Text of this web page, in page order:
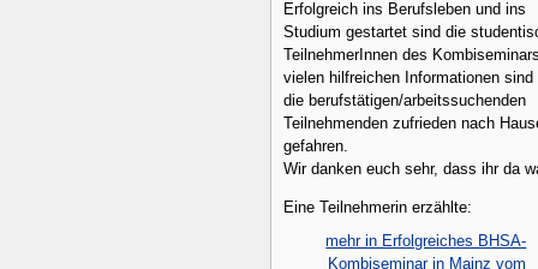
Erfolgreich ins Berufsleben und ins
Studium gestartet sind die
TeilnehmerInnen des
vielen hilfreichen Informationen sind
die berufstätigen/arbeitssuchenden
Teilnehmenden zufrieden nach
gefahren.
Wir danken euch sehr, dass ihr da
Eine Teilnehmerin erzählte:
mehr in Erfolgreiches BHSA-
Kombiseminar in Mainz vom